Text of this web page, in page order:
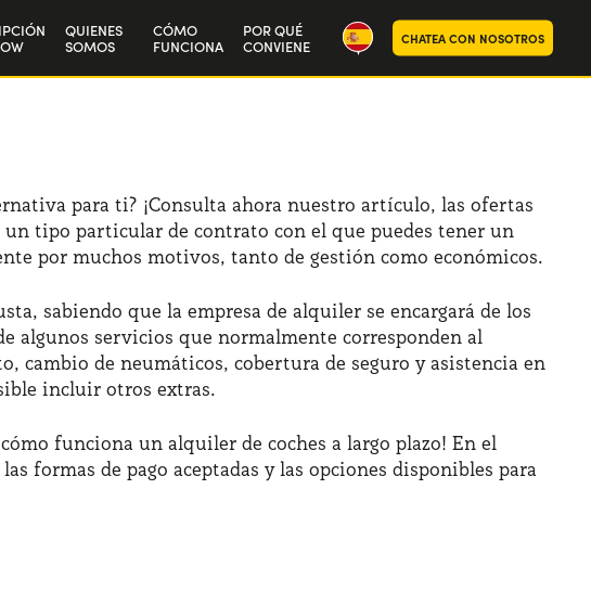
QUIENES
SOMOS
CÓMO
FUNCIONA
POR QUÉ
CONVIENE CHATEA CON NOSOTROS
para ti? ¡Consulta ahora nuestro artículo, las ofertas
un tipo particular de contrato con el que puedes tener un
por muchos motivos, tanto de gestión como económicos.
sabiendo que la empresa de alquiler se encargará de los
algunos servicios que normalmente corresponden al
de neumáticos, cobertura de seguro y asistencia en
incluir otros extras.
funciona un alquiler de coches a largo plazo! En el
formas de pago aceptadas y las opciones disponibles para